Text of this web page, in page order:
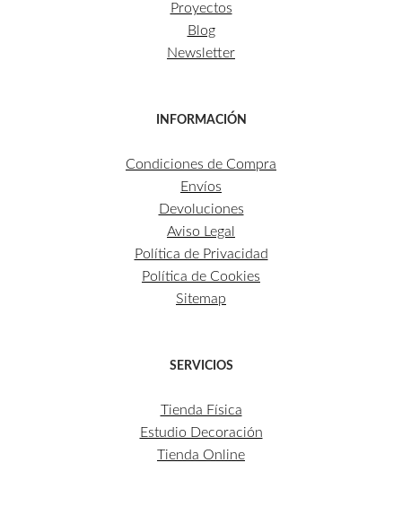
Proyectos
Blog
Newsletter
INFORMACIÓN
Condiciones de Compra
Envíos
Devoluciones
Aviso Legal
Política de Privacidad
Política de Cookies
Sitemap
SERVICIOS
Tienda Física
Estudio Decoración
Tienda Online